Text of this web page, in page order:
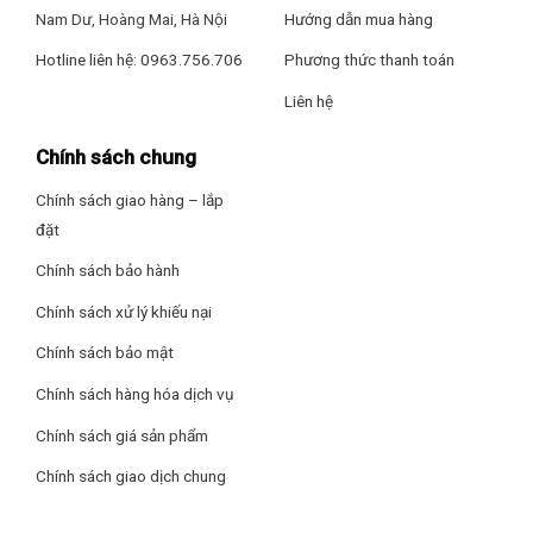
Nam Dư, Hoàng Mai, Hà Nội
Hotline liên hệ: 0963.756.706
Hướng dẫn mua hàng
Phương thức thanh toán
Liên hệ
Chính sách chung
Chính sách giao hàng – lắp
đặt
Chính sách bảo hành
Chính sách xử lý khiếu nại
Chính sách bảo mật
Chính sách hàng hóa dịch vụ
Chính sách giá sản phẩm
Chính sách giao dịch chung